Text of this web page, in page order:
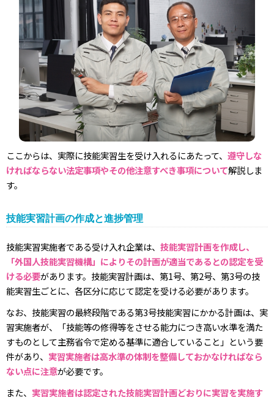
ここからは、実際に技能実習生を受け入れるにあたって、 遵守しな
ければならない法定事項やその他注意すべき事項について解説しま
す。
技能実習計画の作成と進捗管理
技能実習実施者である受け入れ企業は、 技能実習計画を作成し、
「外国人技能実習機構」によりその計画が適当であるとの認定を受
ける必要があります。技能実習計画は、第1号、第2号、第3号の技
能実習生ごとに、各区分に応じて認定を受ける必要があります。
なお、技能実習の最終段階である第3号技能実習にかかる計画は、実
習実施者が、「技能等の修得等をさせる能力につき高い水準を満た
すものとして主務省令で定める基準に適合していること」という要
件があり、 実習実施者は高水準の体制を整備しておかなければなら
ない点に注意が必要です。
また、 実習実施者は認定された技能実習計画どおりに実習を実施す